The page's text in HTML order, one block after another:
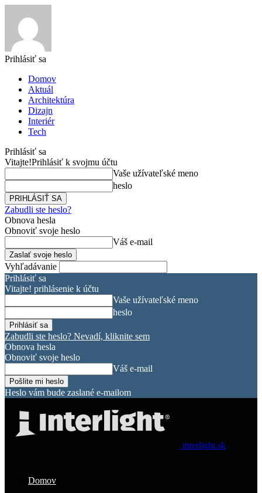
Prihlásiť sa
Domov
Aktuál
Architektúra
Dizajn
Interiér
Tech
Prihlásiť sa
Vitajte!Prihlásiť k svojmu účtu
Vaše užívateľské meno
heslo
Zabudli ste heslo?
Obnova hesla
Obnoviť svoje heslo
Váš e-mail
Vyhľadávanie
Prihlásiť sa
Vitajte! prihlásenie k účtu
Vaše užívateľské meno
heslo
Zabudli ste heslo? Nevadí, kliknite sem
Obnova hesla
Obnoviť svoje heslo
Váš e-mail
Heslo vám bude zaslané e-mailom
interlight.sk
Domov